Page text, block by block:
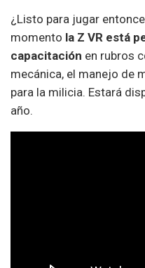
¿Listo para jugar
momento la Z VR está
capacitación en rubros
mecánica, el manejo de
para la milicia. Estará
año.